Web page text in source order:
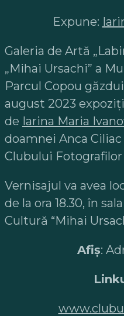
Expune:
Galeria de Artă
„Mihai Ursachi” a
Parcul Copou
august 2023
de Iarina Maria
doamnei Anca
Clubului Fotografilor
Vernisajul va avea
de la ora 18.30, în
Cultură “Mihai
Afiș: